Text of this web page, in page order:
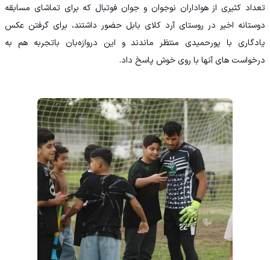
تعداد کثیری از هواداران نوجوان و جوان فوتبال که برای تماشای مسابقه
دوستانه اخیر در روستای آرد کلای بابل حضور داشتند، برای گرفتن عکس
یادگاری با پورحمیدی منتظر ماندند و این دروازه‌بان باتجربه هم به
درخواست های آنها با روی خوش پاسخ داد.